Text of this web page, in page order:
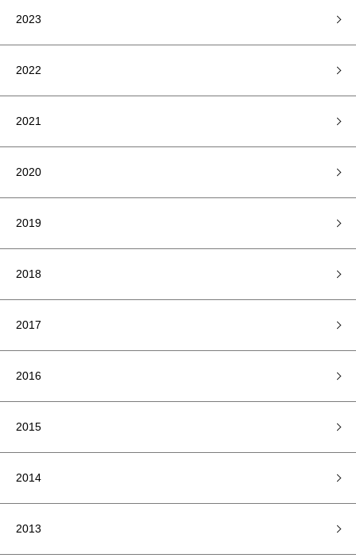
2023
2022
2021
2020
2019
2018
2017
2016
2015
2014
2013